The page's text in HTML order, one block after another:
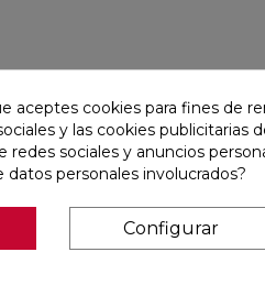
aceptes cookies para fines de
y las cookies publicitarias
sociales y anuncios
personales involucrados?
Configurar